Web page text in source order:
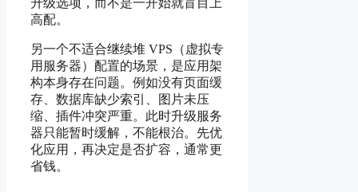
升级选项，而不是一开始就盲目上
高配。
另一个不适合继续堆 VPS（虚拟专
用服务器）配置的场景，是应用架
构本身存在问题。例如没有页面缓
存、数据库缺少索引、图片未压
缩、插件冲突严重。此时升级服务
器只能暂时缓解，不能根治。先优
化应用，再决定是否扩容，通常更
省钱。